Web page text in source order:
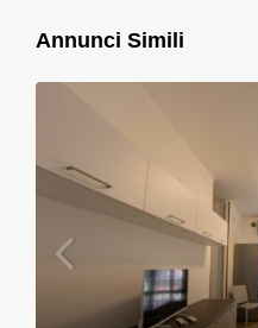
Annunci Simili